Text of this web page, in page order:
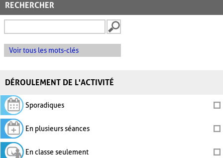
RECHERCHER
Voir tous les mots-clés
DÉROULEMENT DE L'ACTIVITÉ
Sporadiques
En plusieurs séances
En classe seulement